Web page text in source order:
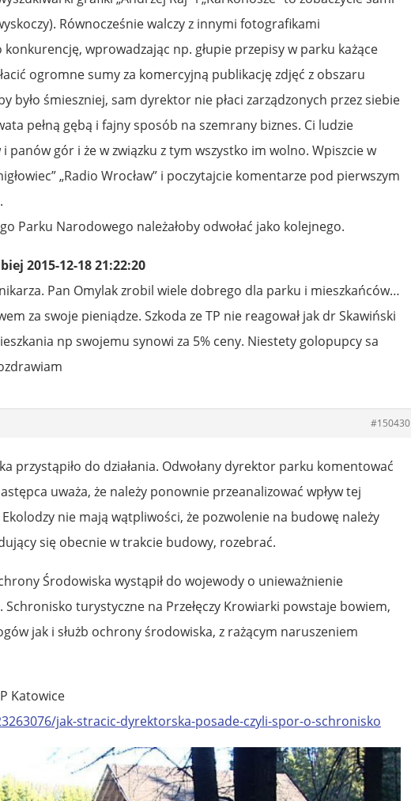
Równocześnie walczy z innymi fotografikami
wprowadzając np. głuрie przepisy w parku każące
ogromne sumy za komercyjną publikację zdjęć z obszaru
było śmieszniej, sam dyrektor nie płaci zarządzonych przez siebie
pełną gębą i fajny sposób na szemrany biznes. Ci ludzie
i panów gór i że w związku z tym wszystko im wolno. Wpiszcie w
„Radio Wrocław” i poczytajcie komentarze pod pierwszym
Parku Narodowego należałoby odwołać jako kolejnego.
2015-12-18 21:22:20
Pan Omylak zrobil wiele dobrego dla parku i mieszkańców…
za swoje pieniądze. Szkoda ze TP nie reagował jak dr Skawiński
np swojemu synowi za 5% ceny. Niestety golopupcy sa
#150430
przystąpiło do działania. Odwołany dyrektor parku komentować
uważa, że należy ponownie przeanalizować wpływ tej
nie mają wątpliwości, że pozwolenie na budowę należy
się obecnie w trakcie budowy, rozebrać.
Środowiska wystąpił do wojewody o unieważnienie
turystyczne na Przełęczy Krowiarki powstaje bowiem,
jak i służb ochrony środowiska, z rażącym naruszeniem
Katowice
jak-stracic-dyrektorska-posade-czyli-spor-o-schronisko